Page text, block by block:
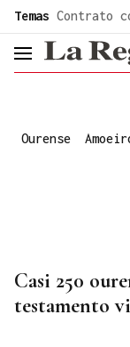
Temas Contrato
header.menu.open
Ourense
Casi 250
testamento